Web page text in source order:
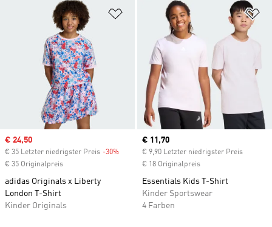
Zur Wunschliste hinzufügen
Sale price
€ 24,50
€ 35 Letzter niedrigster Preis -30% Discount
€ 35 Originalpreis
adidas Originals x Liberty
London T-Shirt
Kinder Originals
Current price
€ 11,70
€ 9,90 Letzter niedrigster Preis
€ 18 Originalpreis
Essentials Kids T-Shirt
Kinder Sportswear
4 Farben